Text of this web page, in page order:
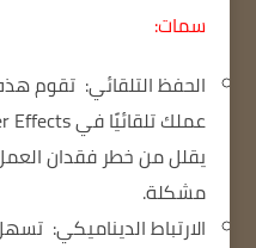
سمات:
الحفظ التلقائي: تقوم
يقلل من خطر فقدان
مشكلة.
الارتباط الديناميكي: